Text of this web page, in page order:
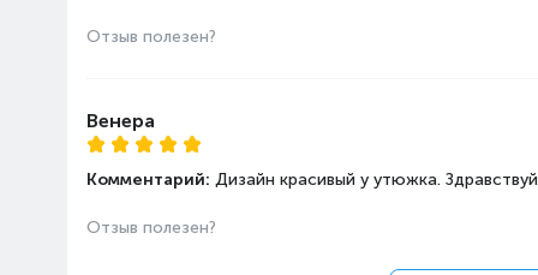
Отзыв полезен?
Венера
Комментарий: Дизайн красивый у утюжка.
Отзыв полезен?